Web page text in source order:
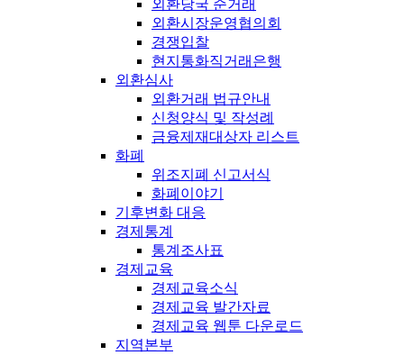
외환당국 순거래
외환시장운영협의회
경쟁입찰
현지통화직거래은행
외환심사
외환거래 법규안내
신청양식 및 작성례
금융제재대상자 리스트
화폐
위조지폐 신고서식
화폐이야기
기후변화 대응
경제통계
통계조사표
경제교육
경제교육소식
경제교육 발간자료
경제교육 웹툰 다운로드
지역본부